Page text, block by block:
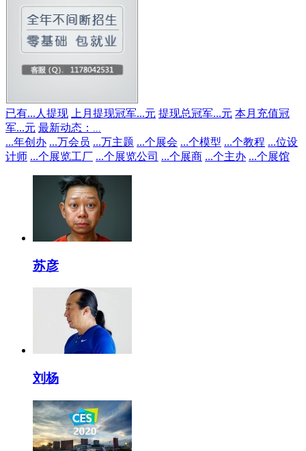
已有... 人提现 上月提现冠军...元 提现总冠军...元 本月充值冠
军...元 最新动态：
...年创办 ...万会员 ...万主题 ...个展会 ...个模型 ...个教程 ...位设
计师 ...个展览工厂 ...个展览公司 ...个展商 ...个主办 ...个展馆
苏彦
刘杨